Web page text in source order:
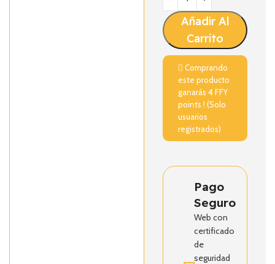
Añadir Al
Carrito
Comprando
este producto
ganarás4FFY
points ! (Solo
usuarios
registrados)
Pago
Seguro
Web con
certificado
de
seguridad